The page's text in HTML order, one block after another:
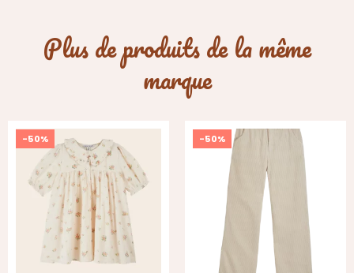
Plus de produits de la même
marque
-50% -50%